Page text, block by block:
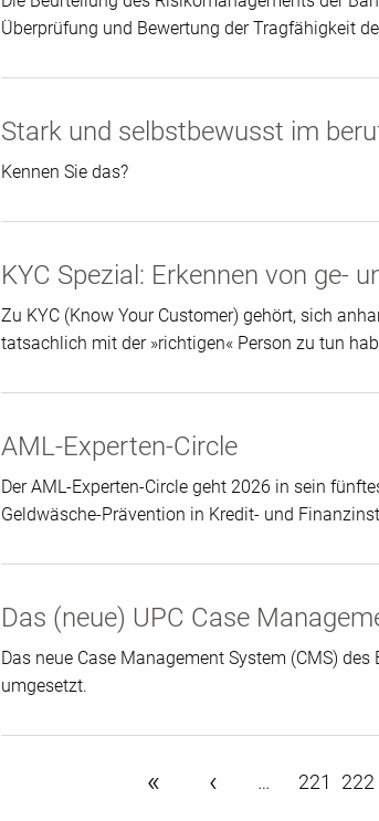
Überprüfung und Bewertung der Tragfähigkeit
Stark und selbstbewusst im
Kennen Sie das?
KYC Spezial: Erkennen von ge-
Zu KYC (Know Your Customer) gehört, sich
tatsachlich mit der »richtigen« Person zu tun
AML-Experten-Circle
Der AML-Experten-Circle geht 2026 in sein
Geldwäsche-Prävention in Kredit- und
Das (neue) UPC Case
Das neue Case Management System (CMS)
umgesetzt.
« first ‹
… 221 222